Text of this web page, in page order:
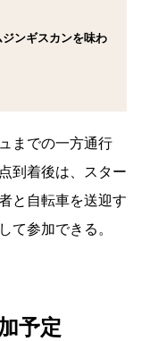
ンギスカンを味わ
までの一方通行
到着後は、スター
と自転車を送迎す
て参加できる。
予定